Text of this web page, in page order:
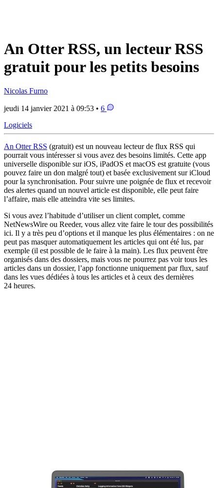
An Otter RSS, un lecteur RSS
gratuit pour les petits besoins
Nicolas Furno
jeudi 14 janvier 2021 à 09:53 • 6
Logiciels
An Otter RSS (gratuit) est un nouveau lecteur de flux RSS qui
pourrait vous intéresser si vous avez des besoins limités. Cette app
universelle disponible sur iOS, iPadOS et macOS est gratuite (vous
pouvez faire un don malgré tout) et basée exclusivement sur iCloud
pour la synchronisation. Pour suivre une poignée de flux et recevoir
des alertes quand un nouvel article est disponible, elle peut faire
l’affaire, mais elle atteindra vite ses limites.
Si vous avez l’habitude d’utiliser un client complet, comme
NetNewsWire ou Reeder, vous allez vite faire le tour des possibilités
ici. Il y a très peu d’options et il manque les plus élémentaires : on ne
peut pas masquer automatiquement les articles qui ont été lus, par
exemple (il est possible de le faire à la main). Les flux peuvent être
organisés dans des dossiers, mais vous ne pourrez pas voir tous les
articles dans un dossier, l’app fonctionne uniquement par flux, sauf
dans les vues dédiées à tous les articles et à ceux des dernières
24 heures.